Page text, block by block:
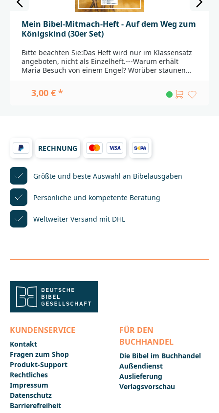
Mein Bibel-Mitmach-Heft - Auf dem Weg zum
Königskind (30er Set)
Bitte beachten Sie:Das Heft wird nur im Klassensatz
angeboten, nicht als Einzelheft.---Warum erhält
Maria Besuch von einem Engel? Worüber staunen
Stern? Passend zu den biblischen
Weihnachtsgeschichten enthält das 16-seitige Heft
eine Geschichtenweihnachtskugel basteln oder ihr
Wissen in einem kniffligen Kreuzworträtsel unter
Beweis stellen.Das Heft eignet sich zum Verteilen an
Schülerinnen und Schüler der Klassen 1 bis 3. Die
Inhalte lassen sich ebenso gut in den
Religionsunterricht und den Kindergottesdienst
integrieren.______________________________________________
_______________Bei Fragen zur Produktsicherheit
wenden Sie sich bitte an:Deutsche
BibelgesellschaftBalinger Str. 31 A70567
Stuttgartproduktsicherheit@dbg.de
3,00 € *
RECHNUNG
Größte und beste Auswahl an Bibelausgaben
Persönliche und kompetente Beratung
Weltweiter Versand mit DHL
KUNDENSERVICE
Kontakt
Fragen zum Shop
Produkt-Support
Rechtliches
Impressum
Datenschutz
Barrierefreiheit
FÜR DEN
BUCHHANDEL
Die Bibel im Buchhandel
Außendienst
Auslieferung
Verlagsvorschau